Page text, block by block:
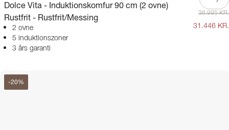
Dolce Vita - Induktionskomfur 90 cm (2 ovne)
Rustfrit - Rustfrit/Messing
2 ovne
5 induktionszoner
3 års garanti
36.995 KR.
31.446 KR.
-20%